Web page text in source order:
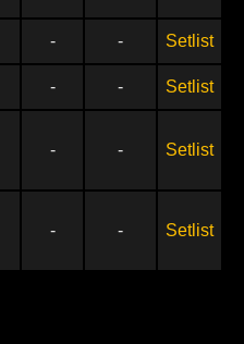
- - Setlist
- - Setlist
- - Setlist
- - Setlist